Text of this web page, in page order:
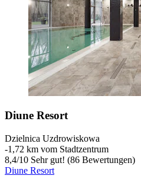
Diune Resort
Dzielnica Uzdrowiskowa
‐1,72 km vom Stadtzentrum
8,4/10 Sehr gut! (86 Bewertungen)
Diune Resort